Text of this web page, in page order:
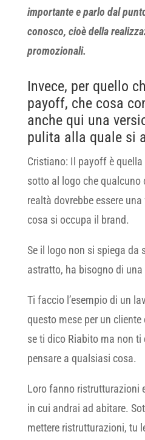
importante e parlo dal
conosco, cioè della
promozionali.
Invece, per quello
payoff, che cosa
anche qui una
pulita alla quale si
Cristiano: Il payoff è
sotto al logo che
realtà dovrebbe essere
cosa si occupa il brand.
Se il logo non si spiega da
astratto, ha bisogno di una
Ti faccio l’esempio di un
questo mese per un
se ti dico Riabito ma non
pensare a qualsiasi cosa.
Loro fanno ristrutturazioni
in cui andrai ad abitare.
mettere ristrutturazioni, tu